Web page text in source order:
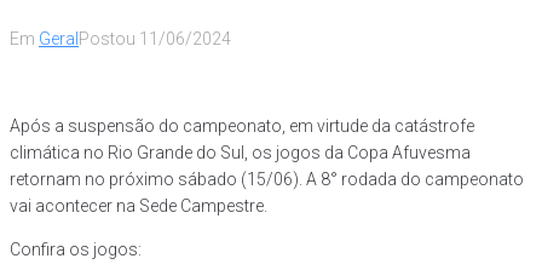
Em Geral Postou 11/06/2024
Após a suspensão do campeonato, em virtude da catástrofe
climática no Rio Grande do Sul, os jogos da Copa Afuvesma
retornam no próximo sábado (15/06). A 8° rodada do campeonato
vai acontecer na Sede Campestre.
Confira os jogos: